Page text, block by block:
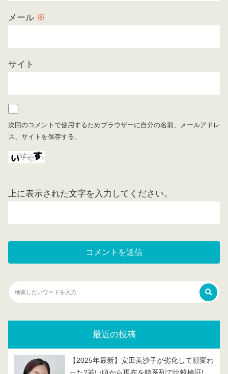
メール ※
サイト
次回のコメントで使用するためブラウザーに自分の名前、メールアドレ
ス、サイトを保存する。
上に表示された文字を入力してください。
最近の投稿
【2025年最新】安田美沙子が劣化して顔変わ